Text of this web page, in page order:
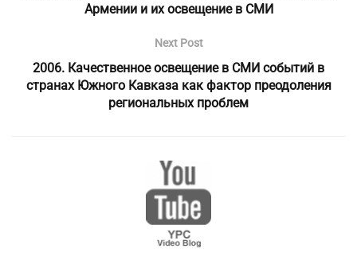
Армении и их освещение в СМИ
Next Post
2006. Качественное освещение в СМИ событий в
странах Южного Кавказа как фактор преодоления
региональных проблем